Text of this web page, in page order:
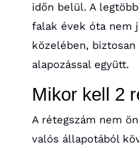
időn belül. A
falak évek óta nem
közelében,
alapozással együtt.
Mikor kell 2
A rétegszám nem
valós állapotából